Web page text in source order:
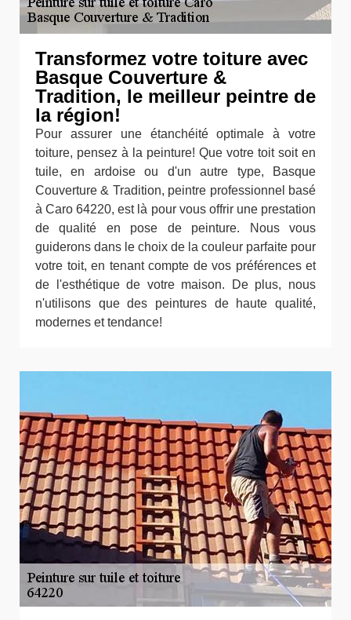
Transformez votre toiture avec
Basque Couverture &
Tradition, le meilleur peintre de
la région!
Pour assurer une étanchéité optimale à votre
toiture, pensez à la peinture! Que votre toit soit en
tuile, en ardoise ou d'un autre type, Basque
Couverture & Tradition, peintre professionnel basé
à Caro 64220, est là pour vous offrir une prestation
de qualité en pose de peinture. Nous vous
guiderons dans le choix de la couleur parfaite pour
votre toit, en tenant compte de vos préférences et
de l'esthétique de votre maison. De plus, nous
n'utilisons que des peintures de haute qualité,
modernes et tendance!